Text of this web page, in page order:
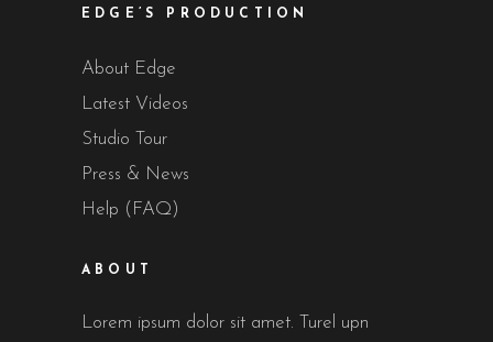
EDGE’S PRODUCTION
About Edge
Latest Videos
Studio Tour
Press & News
Help (FAQ)
ABOUT
Lorem ipsum dolor sit amet. Turel upn